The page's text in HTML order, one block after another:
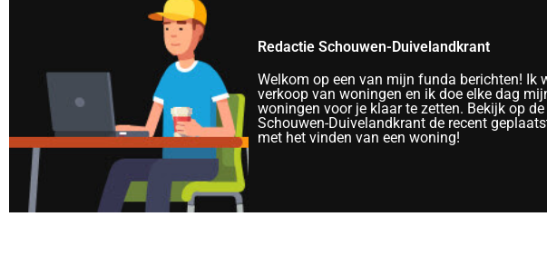
Redactie Schouwen-Duivelandkrant
Welkom op een van mijn funda berichten! Ik
verkoop van woningen en ik doe elke dag
woningen voor je klaar te zetten. Bekijk op
Schouwen-Duivelandkrant de recent
met het vinden van een woning!